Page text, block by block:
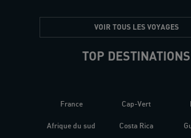
VOIR TOUS LES VOYAGES
TOP DESTINATIONS
France
Afrique du sud
Cap-Vert
Costa Rica